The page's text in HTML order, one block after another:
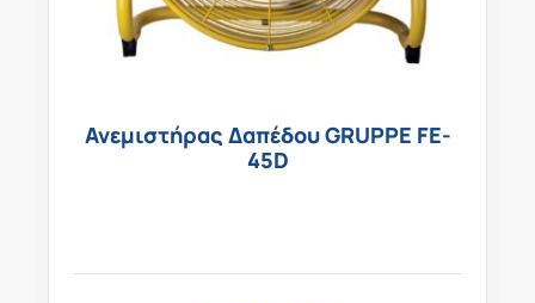
Ανεμιστήρας Δαπέδου GRUPPE FE-
45D